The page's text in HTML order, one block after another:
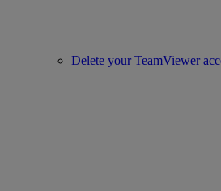
Delete your TeamViewer